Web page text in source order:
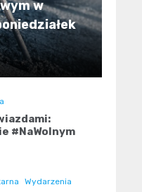
w
#NaWolnym
Wydarzenia